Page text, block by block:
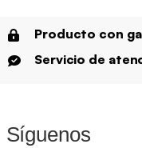
Producto con
Servicio de
Síguenos